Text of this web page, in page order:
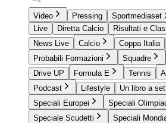
Video Pressing Sportmediaset
Live
Diretta Calcio
Risultati e
News Live
Calcio Coppa Italia
Probabili Formazioni
Squadre
Drive UP
Formula E Tennis
Podcast
Lifestyle
Un libro a
Speciali Europei
Speciali
Speciale Scudetti
Speciali